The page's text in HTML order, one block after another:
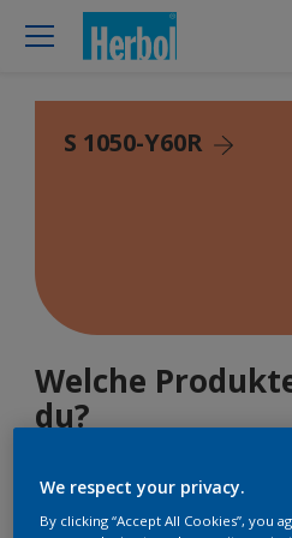
S 1050-Y60R
Welche
du?
We respect your privacy.
By clicking “Accept All Cookies”, you